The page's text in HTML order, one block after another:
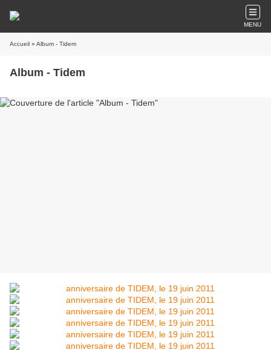
MENU
Accueil » Album - Tidem
Album - Tidem